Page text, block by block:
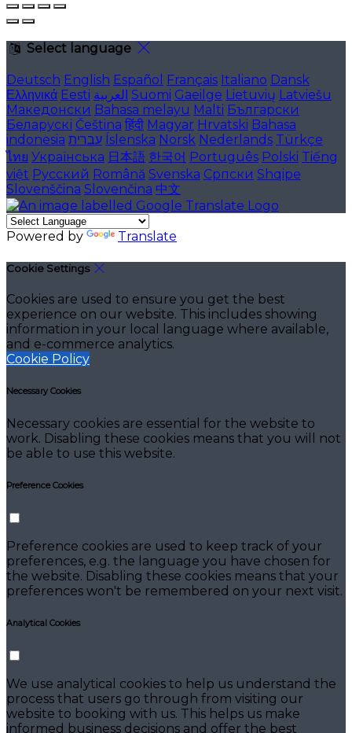
Select language
Deutsch English Español Français Italiano Dansk
Ελληνικά Eesti العربية Suomi Gaeilge Lietuvių Latviešu
Македонски Bahasa melayu Malti Български
Беларускі Čeština हिंदी Magyar Hrvatski Bahasa
indonesia עברית Íslenska Norsk Nederlands Türkçe
ไทย Українська 日本語 한국어 Português Polski Tiếng
việt Русский Română Svenska Српски Shqipe
Slovenščina Slovenčina 中文
Powered by Translate
Cookie Settings
Cookies are used to ensure you get the best
experience on our website. This includes showing
information in your local language where available,
and e-commerce analytics.
Cookie Policy
Necessary Cookies
Necessary cookies are essential for the website to
work. Disabling these cookies means that you will not
be able to use this website.
Preference Cookies
Preference cookies are used to keep track of your
preferences, e.g. the language you have chosen for
the website. Disabling these cookies means that your
preferences won't be remembered on your next visit.
Analytical Cookies
We use analytical cookies to help us understand the
process that users go through from visiting our
website to booking with us. This helps us make
informed business decisions and offer the best